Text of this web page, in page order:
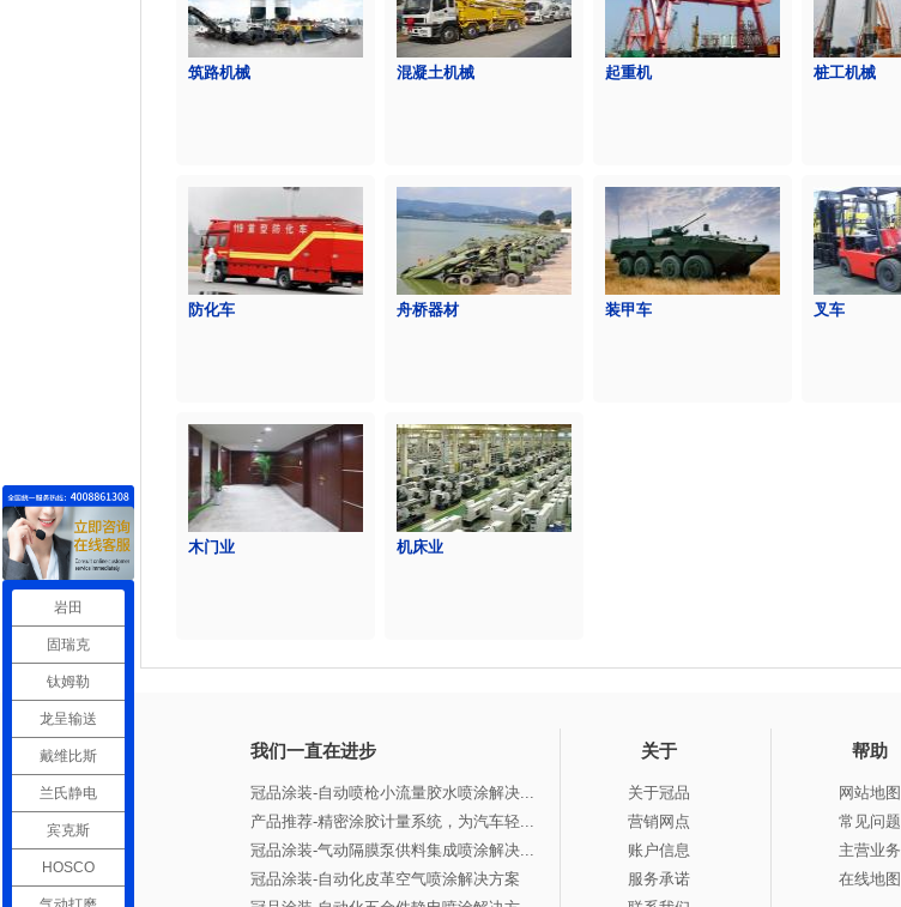
筑路机械 混凝土机械 起重机 桩工机械
防化车 舟桥器材 装甲车 叉车
木门业 机床业
我们一直在进步
冠品涂装-自动喷枪小流量胶水喷涂解决...
产品推荐-精密涂胶计量系统，为汽车轻...
冠品涂装-气动隔膜泵供料集成喷涂解决...
冠品涂装-自动化皮革空气喷涂解决方案
关于
关于冠品
营销网点
账户信息
服务承诺
帮助
网站地图
常见问题
主营业务
在线地图
岩田
固瑞克
钛姆勒
龙呈输送
戴维比斯
兰氏静电
宾克斯
HOSCO